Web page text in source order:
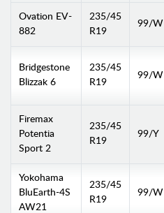
Ovation EV-
882
235/45
R19
99/W
Bridgestone
Blizzak 6
235/45
R19
99/W
Firemax
Potentia
Sport 2
235/45
R19
99/Y
Yokohama
BluEarth-4S
AW21
235/45
R19
99/W